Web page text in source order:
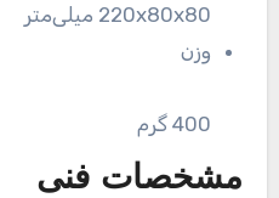
220x80x80 میلی‌متر
وزن
400 گرم
مشخصات فنی